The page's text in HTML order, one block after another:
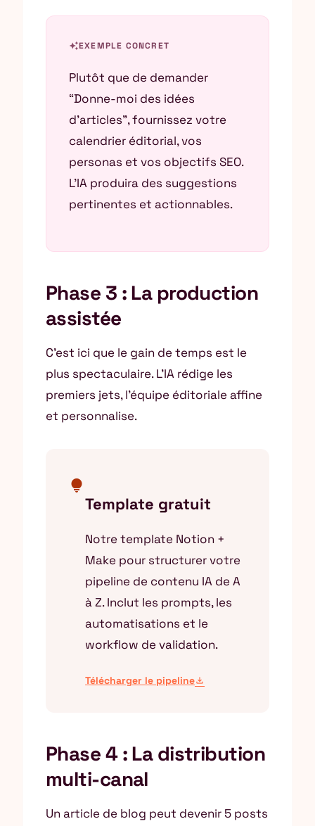
auto_awesomeEXEMPLE CONCRET
Plutôt que de demander
“Donne-moi des idées
d’articles”, fournissez votre
calendrier éditorial, vos
personas et vos objectifs SEO.
L’IA produira des suggestions
pertinentes et actionnables.
Phase 3 : La production
assistée
C’est ici que le gain de temps est le
plus spectaculaire. L’IA rédige les
premiers jets, l’équipe éditoriale affine
et personnalise.
lightbulb
Template gratuit
Notre template Notion +
Make pour structurer votre
pipeline de contenu IA de A
à Z. Inclut les prompts, les
automatisations et le
workflow de validation.
Télécharger le pipelinedownload
Phase 4 : La distribution
multi-canal
Un article de blog peut devenir 5 posts